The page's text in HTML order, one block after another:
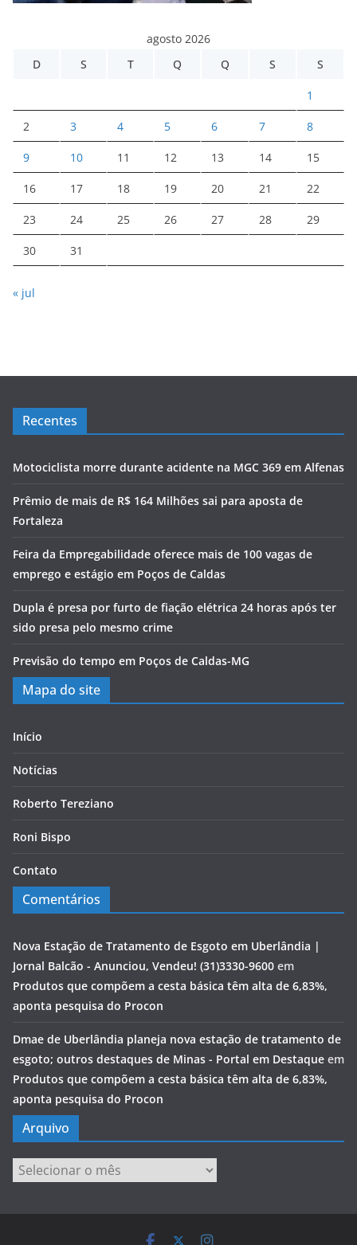
agosto 2026
D
S T Q Q S S
1
2 3 4 5 6 7 8
9 10 11 12 13 14 15
16 17 18 19 20 21 22
23 24 25 26 27 28 29
30 31
« jul
Recentes
Motociclista morre durante acidente na MGC 369 em Alfenas
Prêmio de mais de R$ 164 Milhões sai para aposta de
Fortaleza
Feira da Empregabilidade oferece mais de 100 vagas de
emprego e estágio em Poços de Caldas
Dupla é presa por furto de fiação elétrica 24 horas após ter
sido presa pelo mesmo crime
Previsão do tempo em Poços de Caldas-MG
Mapa do site
Início
Notícias
Roberto Tereziano
Roni Bispo
Contato
Comentários
Nova Estação de Tratamento de Esgoto em Uberlândia |
Jornal Balcão - Anunciou, Vendeu! (31)3330-9600 em
Produtos que compõem a cesta básica têm alta de 6,83%,
aponta pesquisa do Procon
Dmae de Uberlândia planeja nova estação de tratamento de
esgoto; outros destaques de Minas - Portal em Destaque em
Produtos que compõem a cesta básica têm alta de 6,83%,
aponta pesquisa do Procon
Arquivo
Arquivo